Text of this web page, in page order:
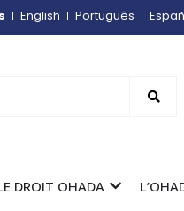
English Português
DROIT OHADA